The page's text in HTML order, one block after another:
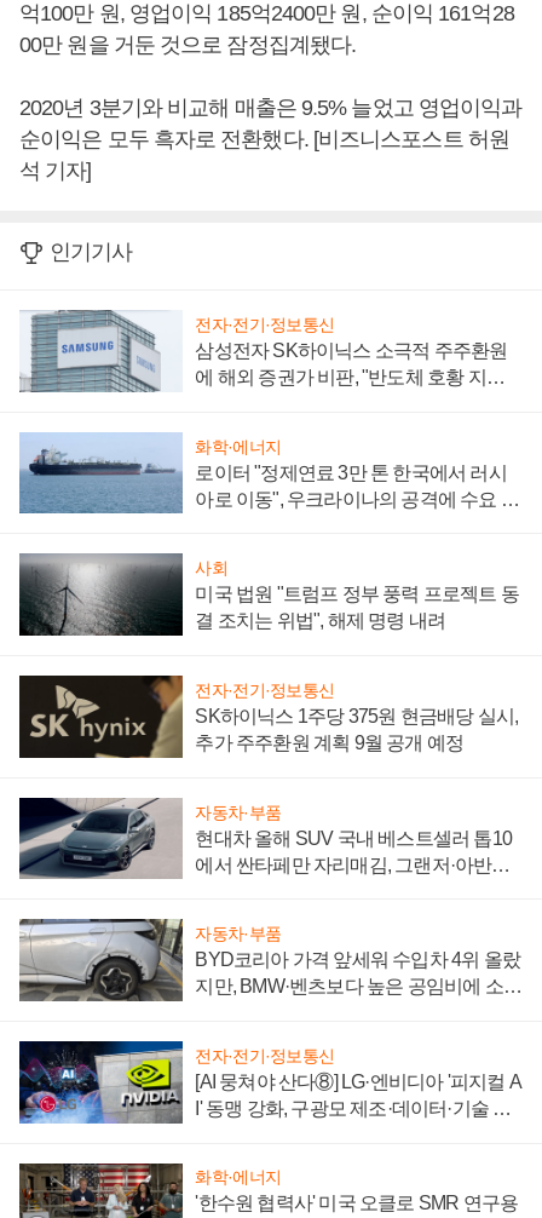
억100만 원, 영업이익 185억2400만 원, 순이익 161억28
00만 원을 거둔 것으로 잠정집계됐다.
2020년 3분기와 비교해 매출은 9.5% 늘었고 영업이익과
순이익은 모두 흑자로 전환했다. [비즈니스포스트 허원
석 기자]
인기기사
전자·전기·정보통신
삼성전자 SK하이닉스 소극적 주주환원
에 해외 증권가 비판, "반도체 호황 지속
화학·에너지
로이터 "정제연료 3만 톤 한국에서 러시
아로 이동", 우크라이나의 공격에 수요 늘
사회
미국 법원 "트럼프 정부 풍력 프로젝트 동
결 조치는 위법", 해제 명령 내려
전자·전기·정보통신
SK하이닉스 1주당 375원 현금배당 실시,
추가 주주환원 계획 9월 공개 예정
자동차·부품
현대차 올해 SUV 국내 베스트셀러 톱10
에서 싼타페만 자리매김, 그랜저·아반떼
자동차·부품
BYD코리아 가격 앞세워 수입차 4위 올랐
지만, BMW·벤츠보다 높은 공임비에 소비
전자·전기·정보통신
[AI 뭉쳐야 산다⑧] LG·엔비디아 '피지컬 A
I' 동맹 강화, 구광모 제조·데이터·기술 결
화학·에너지
'한수원 협력사' 미국 오클로 SMR 연구용